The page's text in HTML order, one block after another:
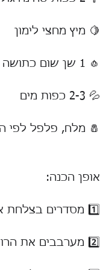
🍋 מיץ מחצי לימון
🧄 1 שן שום כתושה (לא חובה)
💦 2-3 כפות מים
🧂 מלח, פלפל לפי
אופן הכנה:
1️⃣ מסדרים בצלחת או בקערה את כל המרכיבים אחד ליד השני.
2️⃣ מערבבים את הרוטב עד לקבלת מרקם חלק.